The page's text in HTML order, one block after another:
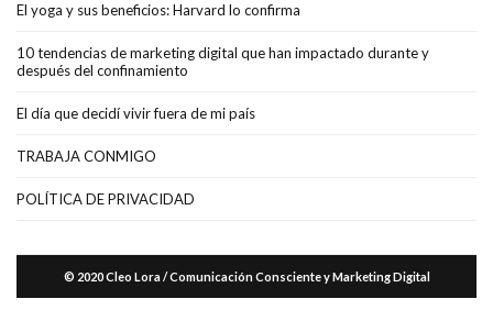
El yoga y sus beneficios: Harvard lo confirma
10 tendencias de marketing digital que han impactado durante y
después del confinamiento
El día que decidí vivir fuera de mi país
TRABAJA CONMIGO
POLÍTICA DE PRIVACIDAD
© 2020 Cleo Lora / Comunicación Consciente y Marketing Digital